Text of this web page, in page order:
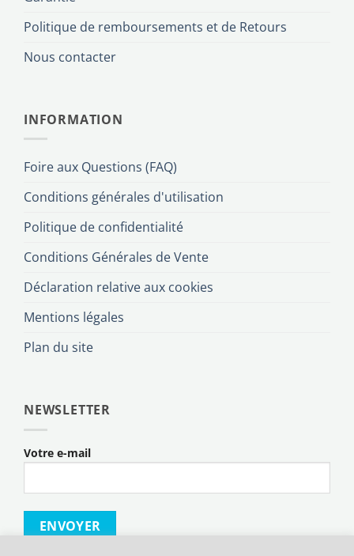
Politique de remboursements et de Retours
Nous contacter
INFORMATION
Foire aux Questions (FAQ)
Conditions générales d'utilisation
Politique de confidentialité
Conditions Générales de Vente
Déclaration relative aux cookies
Mentions légales
Plan du site
NEWSLETTER
Votre e-mail